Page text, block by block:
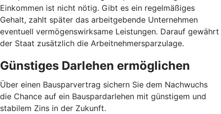
Einkommen ist nicht nötig. Gibt es ein regelmäßiges
Gehalt, zahlt später das arbeitgebende Unternehmen
eventuell vermögenswirksame Leistungen. Darauf gewährt
der Staat zusätzlich die Arbeitnehmer­spar­zulage.
Günstiges Darlehen ermöglichen
Über einen Bausparvertrag sichern Sie dem Nachwuchs
die Chance auf ein Bauspardarlehen mit günstigem und
stabilem Zins in der Zukunft.